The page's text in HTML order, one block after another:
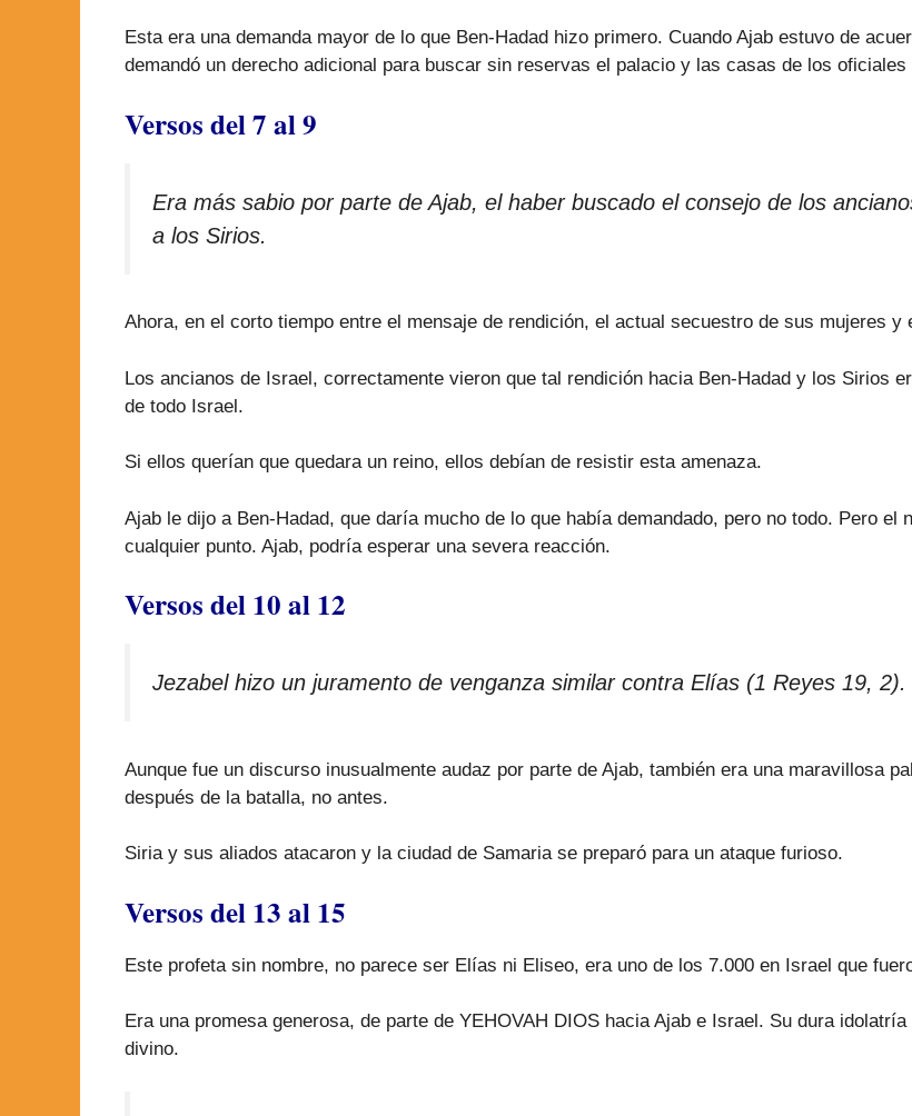
Esta era una demanda mayor de lo que Ben-Hadad hizo primero. Cuando Ajab estuvo de
demandó un derecho adicional para buscar sin reservas el palacio y las casas de los
Versos del 7 al 9
Era más sabio por parte de Ajab, el haber buscado el consejo de los
a los Sirios.
Ahora, en el corto tiempo entre el mensaje de rendición, el actual secuestro de sus mujeres
Los ancianos de Israel, correctamente vieron que tal rendición hacia Ben-Hadad y los Sirios
de todo Israel.
Si ellos querían que quedara un reino, ellos debían de resistir esta amenaza.
Ajab le dijo a Ben-Hadad, que daría mucho de lo que había demandado, pero no todo. Pero el
cualquier punto. Ajab, podría esperar una severa reacción.
Versos del 10 al 12
Jezabel hizo un juramento de venganza similar contra Elías (1 Reyes 19, 2).
Aunque fue un discurso inusualmente audaz por parte de Ajab, también era una maravillosa
después de la batalla, no antes.
Siria y sus aliados atacaron y la ciudad de Samaria se preparó para un ataque furioso.
Versos del 13 al 15
Este profeta sin nombre, no parece ser Elías ni Eliseo, era uno de los 7.000 en Israel que
Era una promesa generosa, de parte de YEHOVAH DIOS hacia Ajab e Israel. Su dura
divino.